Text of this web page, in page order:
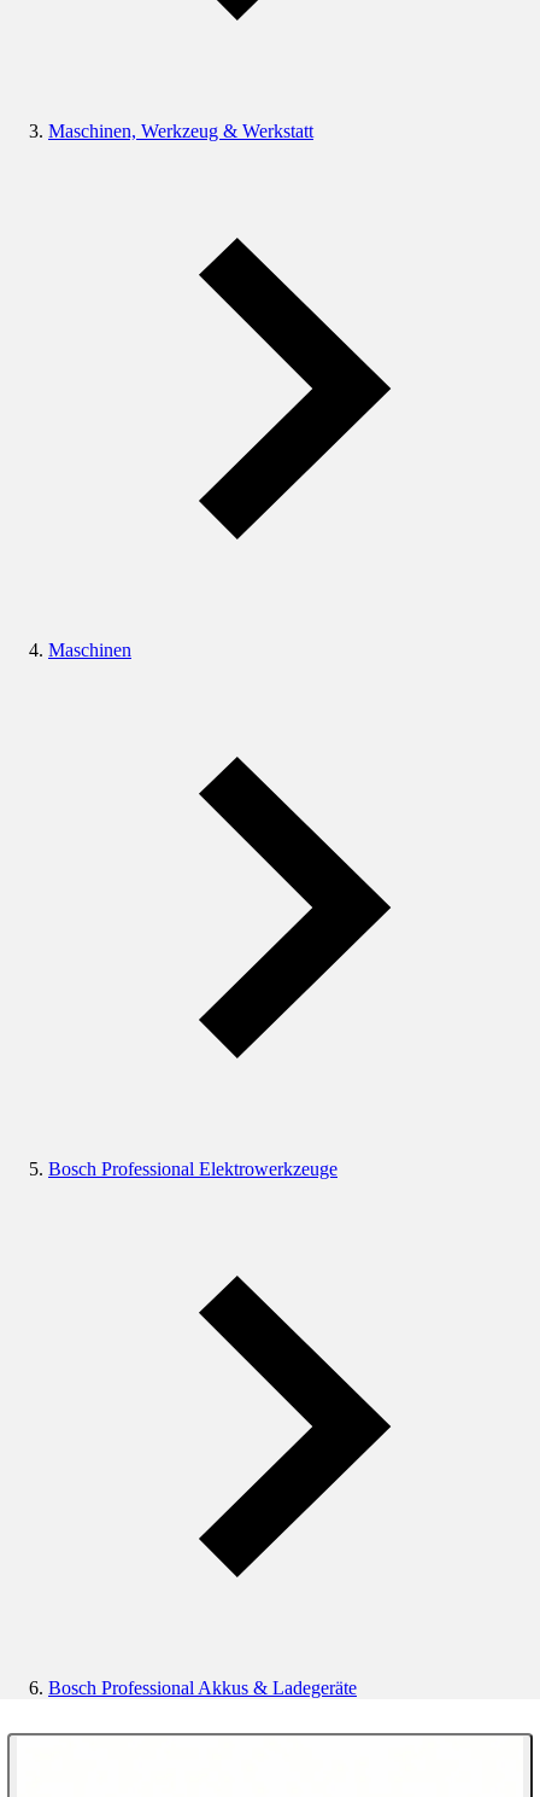
Maschinen, Werkzeug & Werkstatt
Maschinen
Bosch Professional Elektrowerkzeuge
Bosch Professional Akkus & Ladegeräte